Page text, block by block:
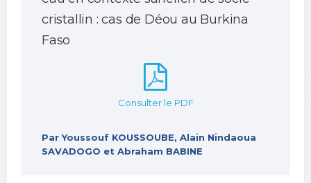
cristallin : cas de Déou au Burkina
Faso
Consulter le PDF
Par Youssouf KOUSSOUBE, Alain Nindaoua
SAVADOGO et Abraham BABINE